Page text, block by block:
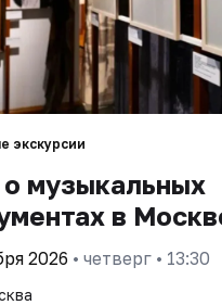
экскурсии
музыкальных
в
2026 • четверг • 13:30